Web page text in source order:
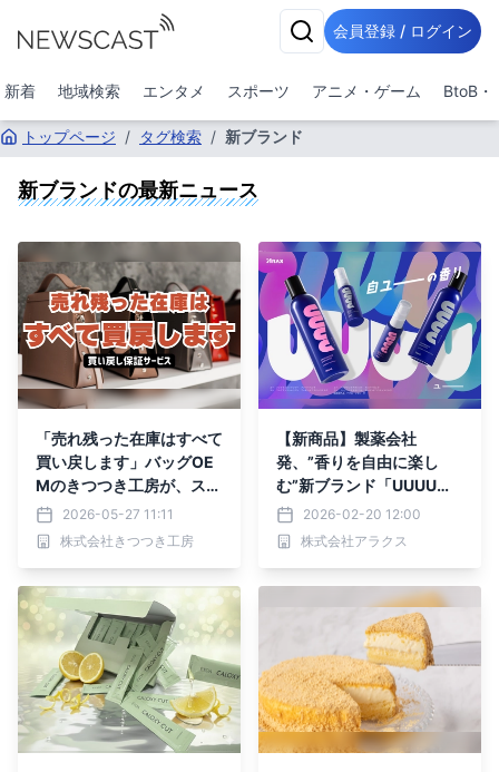
会員登録 / ログイン
新着 地域検索 エンタメ スポーツ アニメ・ゲーム BtoB・
トップページ / タグ検索 / 新ブランド
新ブランドの最新ニュース
「売れ残った在庫はすべて
買い戻します」バッグOE
Mのきつつき工房が、スタ
ートアップの在庫リスクを
ゼロにする前代未聞の『全
量買い戻し保証サービス』
2026-05-27 11:11
株式会社きつつき工房
【新商品】製薬会社
発、”香りを自由に楽し
む”新ブランド「UUUU」
デビュー！
2026-02-20 12:00
株式会社アラクス